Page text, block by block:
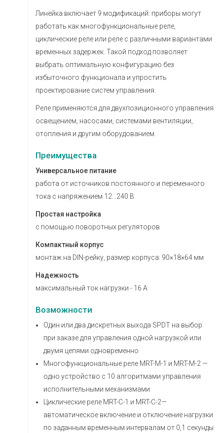
Линейка включает 9 модификаций: приборы могут
работать как многофункциональные реле,
циклические реле или реле с различными вариантами
временных задержек. Такой подход позволяет
выбрать оптимальную конфигурацию без
избыточного функционала и упростить
проектирование систем управления.
Реле применяются для двухпозиционного управления
освещением, насосами, системами вентиляции,
отопления и другим оборудованием.
Преимущества
Универсальное питание
работа от источников постоянного и переменного
тока с напряжением 12…240 В
Простая настройка
с помощью поворотных регуляторов
Компактный корпус
монтаж на DIN-рейку, размер корпуса: 90×18×64 мм
Надежность
максимальный ток нагрузки - 16 А
Возможности
Один или два дискретных выхода SPDT на выбор
при заказе для управления одной нагрузкой или
двумя цепями одновременно
Многофункциональные реле MRT-M-1 и MRT-M-2 —
одно устройство с 10 алгоритмами управления
исполнительными механизмами
Циклические реле MRT-C-1 и MRT-C-2—
автоматическое включение и отключение нагрузки
по заданным временным интервалам от 0,1 секунды